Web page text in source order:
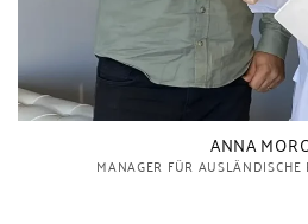
ANNA
MANAGER FÜR AUSLÄNDISCHE